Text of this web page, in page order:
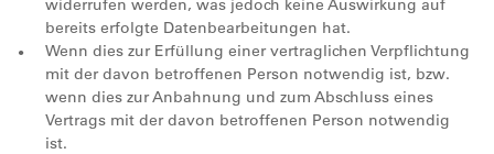
widerrufen werden, was jedoch keine Auswirkung auf
bereits erfolgte Datenbearbeitungen hat.
Wenn dies zur Erfüllung einer vertraglichen Verpflichtung
mit der davon betroffenen Person notwendig ist, bzw.
wenn dies zur Anbahnung und zum Abschluss eines
Vertrags mit der davon betroffenen Person notwendig
ist.